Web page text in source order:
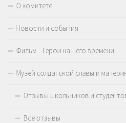
О комитете
Новости и события
Фильм – Герои нашего времени
Музей солдатской славы и
Отзывы школьников и
Все отзывы